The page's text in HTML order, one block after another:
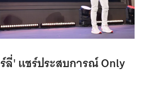
' แชร์ประสบการณ์ Only